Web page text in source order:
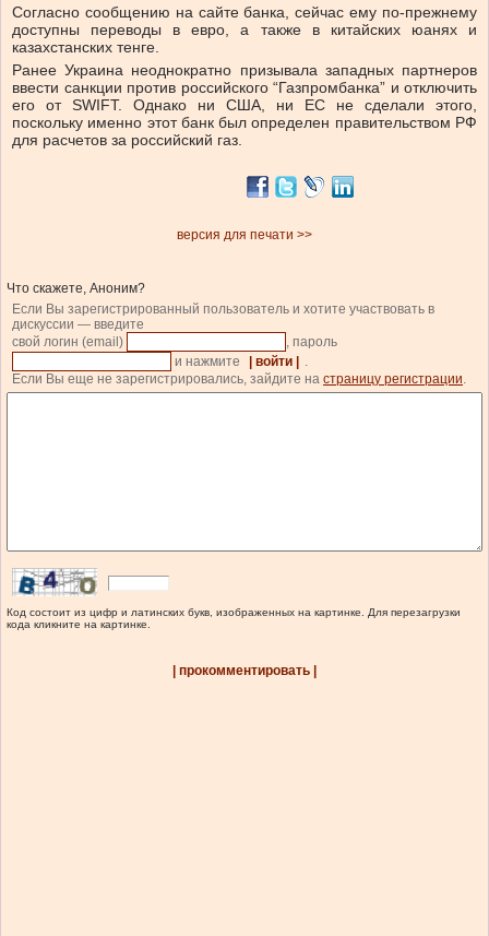
Согласно сообщению на сайте банка, сейчас ему по-прежнему
доступны переводы в евро, а также в китайских юанях и
казахстанских тенге.
Ранее Украина неоднократно призывала западных партнеров
ввести санкции против российского “Газпромбанка” и отключить
его от SWIFT. Однако ни США, ни ЕС не сделали этого,
поскольку именно этот банк был определен правительством РФ
для расчетов за российский газ.
версия для печати >>
Что скажете, Аноним?
Если Вы зарегистрированный пользователь и хотите участвовать в
дискуссии — введите
свой логин (email)
, пароль
и нажмите
| войти |
.
Если Вы еще не зарегистрировались, зайдите на страницу регистрации.
Код состоит из цифр и латинских букв, изображенных на картинке. Для перезагрузки
кода кликните на картинке.
| прокомментировать |